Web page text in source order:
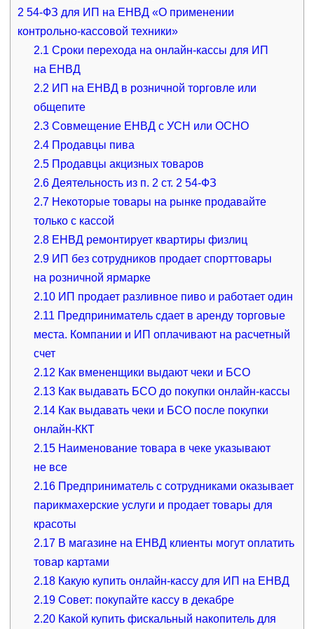
2 54-ФЗ для ИП на ЕНВД «О применении
контрольно-кассовой техники»
2.1 Сроки перехода на онлайн-кассы для ИП
на ЕНВД
2.2 ИП на ЕНВД в розничной торговле или
общепите
2.3 Совмещение ЕНВД с УСН или ОСНО
2.4 Продавцы пива
2.5 Продавцы акцизных товаров
2.6 Деятельность из п. 2 ст. 2 54-ФЗ
2.7 Некоторые товары на рынке продавайте
только с кассой
2.8 ЕНВД ремонтирует квартиры физлиц
2.9 ИП без сотрудников продает спорттовары
на розничной ярмарке
2.10 ИП продает разливное пиво и работает один
2.11 Предприниматель сдает в аренду торговые
места. Компании и ИП оплачивают на расчетный
счет
2.12 Как вмененщики выдают чеки и БСО
2.13 Как выдавать БСО до покупки онлайн-кассы
2.14 Как выдавать чеки и БСО после покупки
онлайн-ККТ
2.15 Наименование товара в чеке указывают
не все
2.16 Предприниматель с сотрудниками оказывает
парикмахерские услуги и продает товары для
красоты
2.17 В магазине на ЕНВД клиенты могут оплатить
товар картами
2.18 Какую купить онлайн-кассу для ИП на ЕНВД
2.19 Совет: покупайте кассу в декабре
2.20 Какой купить фискальный накопитель для